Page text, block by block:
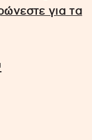
για τα